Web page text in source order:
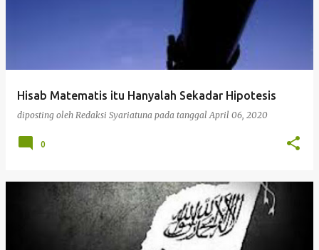
Hisab Matematis itu Hanyalah Sekadar Hipotesis
diposting oleh Redaksi Syariatuna pada tanggalApril 06, 2020
0